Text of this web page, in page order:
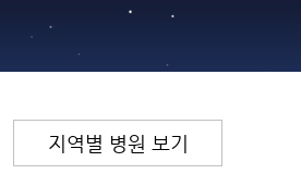
지역별 병원 보기